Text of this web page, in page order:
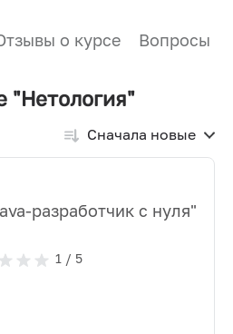
о курсе Вопросы и
"Нетология"
Сначала новые
разработчик с нуля"
1 / 5